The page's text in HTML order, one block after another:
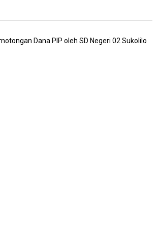
Dana PIP oleh SD Negeri 02 Sukolilo